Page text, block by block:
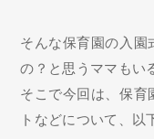
そんな保育園の入園
の？と思うママもい
そこで今回は、保育
トなどについて、以